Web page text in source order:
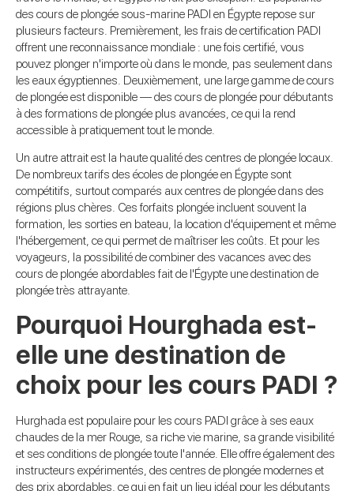
des cours de plongée sous-marine PADI en Égypte repose sur
plusieurs facteurs. Premièrement, les frais de certification PADI
offrent une reconnaissance mondiale : une fois certifié, vous
pouvez plonger n'importe où dans le monde, pas seulement dans
les eaux égyptiennes. Deuxièmement, une large gamme de cours
de plongée est disponible — des cours de plongée pour débutants
à des formations de plongée plus avancées, ce qui la rend
accessible à pratiquement tout le monde.
Un autre attrait est la haute qualité des centres de plongée locaux.
De nombreux tarifs des écoles de plongée en Égypte sont
compétitifs, surtout comparés aux centres de plongée dans des
régions plus chères. Ces forfaits plongée incluent souvent la
formation, les sorties en bateau, la location d'équipement et même
l'hébergement, ce qui permet de maîtriser les coûts. Et pour les
voyageurs, la possibilité de combiner des vacances avec des
cours de plongée abordables fait de l'Égypte une destination de
plongée très attrayante.
Pourquoi Hourghada est-
elle une destination de
choix pour les cours PADI ?
Hurghada est populaire pour les cours PADI grâce à ses eaux
chaudes de la mer Rouge, sa riche vie marine, sa grande visibilité
et ses conditions de plongée toute l'année. Elle offre également des
instructeurs expérimentés, des centres de plongée modernes et
des prix abordables, ce qui en fait un lieu idéal pour les débutants